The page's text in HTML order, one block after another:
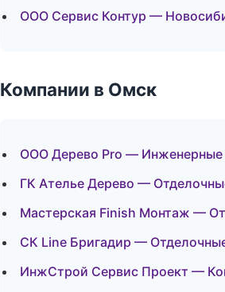
ООО Сервис Контур —
Компании в Омск
ООО Дерево Pro — Инженерные
ГК Ателье Дерево —
Мастерская Finish Монтаж —
СК Line Бригадир —
ИнжСтрой Сервис Проект —